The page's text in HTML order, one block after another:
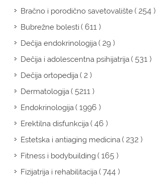
Bračno i porodično savetovalište( 254 )
Bubrežne bolesti( 611 )
Dečija endokrinologija( 29 )
Dečija i adolescentna psihijatrija( 531 )
Dečija ortopedija( 2 )
Dermatologija( 5211 )
Endokrinologija( 1996 )
Erektilna disfunkcija( 46 )
Estetska i antiaging medicina( 232 )
Fitness i bodybuilding( 165 )
Fizijatrija i rehabilitacija( 744 )